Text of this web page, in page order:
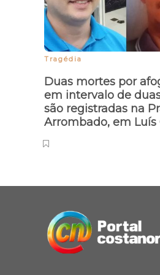
Tragédia
Duas mortes por
em intervalo de
são registradas na
Arrombado, em Luís